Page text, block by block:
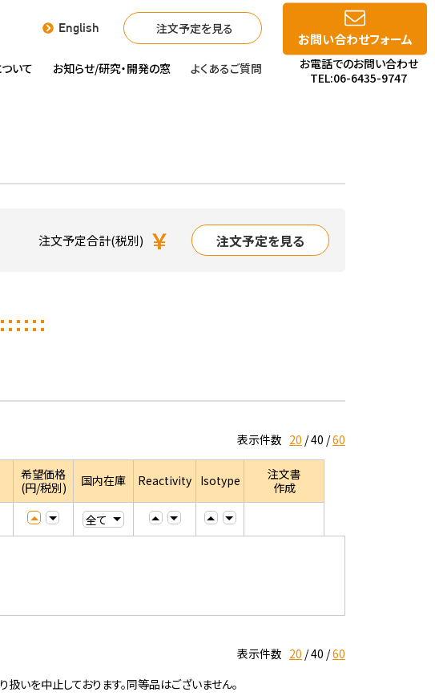
English 注文予定を見る
いて お知らせ/研究・開発の窓 よくあるご質問
お問い合わせフォーム
お電話でのお問い合わせ
TEL:06-6435-9747
注文予定合計(税別) ￥ 注文予定を見る
表示件数 20 40 60
希望価格
(円/税別)
国内在庫 Reactivity Isotype
注文書
作成
表示件数 20 40 60
を中止しております。同等品はございません。